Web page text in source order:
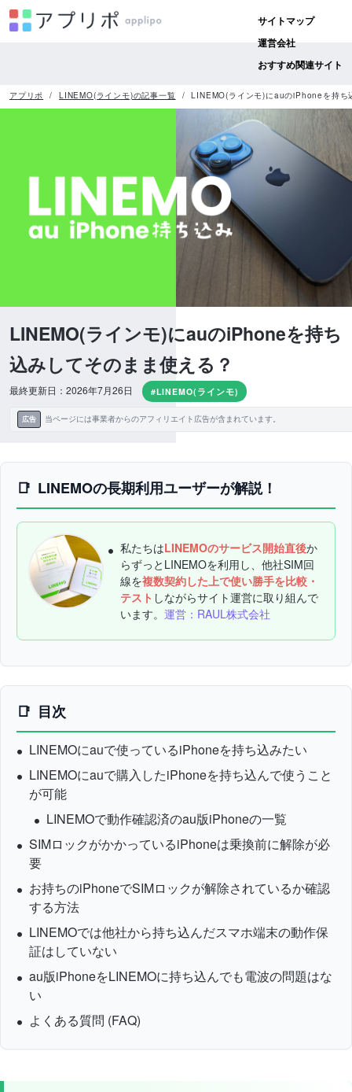
サイトマップ
運営会社
おすすめ関連サイト
アプリポ LINEMO(ラインモ)の記事一覧 LINEMO(ラインモ)にauのiPhoneを持ち
LINEMO(ラインモ)にauのiPhoneを持ち
込みしてそのまま使える？
最終更新日：2026年7月26日 #LINEMO(ラインモ)
広告 当ページには事業者からのアフィリエイト広告が含まれています。
LINEMOの長期利用ユーザーが解説！
私たちはLINEMOのサービス開始直後か
らずっとLINEMOを利用し、他社SIM回
線を複数契約した上で使い勝手を比較・
テスト しながらサイト運営に取り組んで
います。 運営：RAUL株式会社
目次
LINEMOにauで使っているiPhoneを持ち込みたい
LINEMOにauで購入したiPhoneを持ち込んで使うこと
が可能
LINEMOで動作確認済のau版iPhoneの一覧
SIMロックがかかっているiPhoneは乗換前に解除が必
要
お持ちのiPhoneでSIMロックが解除されているか確認
する方法
LINEMOでは他社から持ち込んだスマホ端末の動作保
証はしていない
au版iPhoneをLINEMOに持ち込んでも電波の問題はな
い
よくある質問 (FAQ)